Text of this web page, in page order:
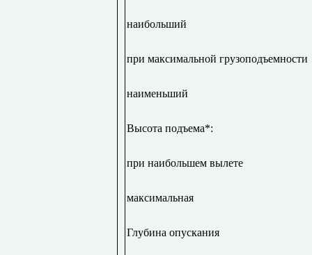
наибольший
при максимальной грузоподъемности
наименьший
Высота подъема*:
при наибольшем вылете
максимальная
Глубина опускания